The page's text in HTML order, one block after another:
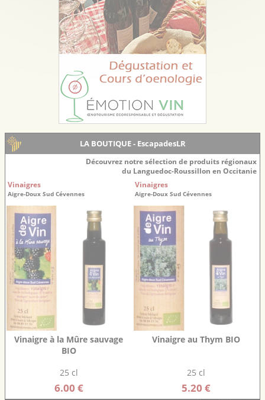
LA BOUTIQUE - EscapadesLR
Découvrez notre sélection de produits régionaux
du Languedoc-Roussillon en Occitanie
Vinaigres
Aigre-Doux Sud Cévennes
Vinaigre à la Mûre sauvage
BIO
25 cl
6.00 €
Vinaigres
Aigre-Doux Sud Cévennes
Vinaigre au Thym BIO
25 cl
5.20 €